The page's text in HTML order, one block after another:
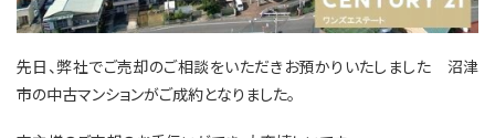
先日、弊社でご売却のご相談をいただきお預かりいたしました 沼津
市の中古マンションがご成約となりました。